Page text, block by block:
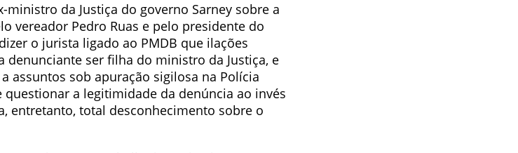
da Justiça do governo Sarney sobre a
vereador Pedro Ruas e pelo presidente do
o jurista ligado ao PMDB que ilações
denunciante ser filha do ministro da Justiça, e
assuntos sob apuração sigilosa na Polícia
questionar a legitimidade da denúncia ao invés
entretanto, total desconhecimento sobre o